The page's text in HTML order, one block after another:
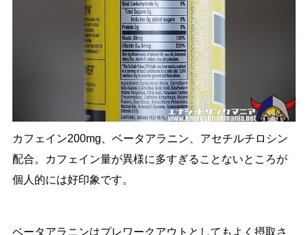
カフェイン200mg、ベータアラニン、アセチルチロシン
配合。カフェイン量が異様に多すぎることないところが
個人的には好印象です。
ベータアラニンはプレワークアウトとしてもよく摂取さ